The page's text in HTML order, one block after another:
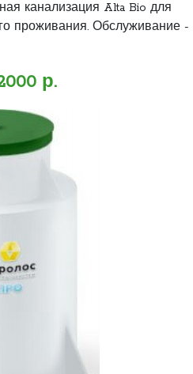
канализация Alta Bio для
проживания. Обслуживание -
р.